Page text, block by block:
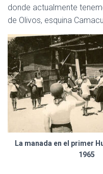
donde actualmente
de Olivos, esquina
La manada en el primer
1965